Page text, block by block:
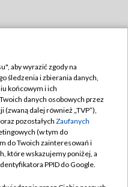
TVP
aby wyrazić zgody na
śledzenia i zbierania danych,
końcowym i ich
danych osobowych przez
(zwaną dalej również „TVP”),
oraz pozostałych Zaufanych
(w tym do
do Twoich zainteresowań i
które wskazujemy poniżej, a
PPID do Google.